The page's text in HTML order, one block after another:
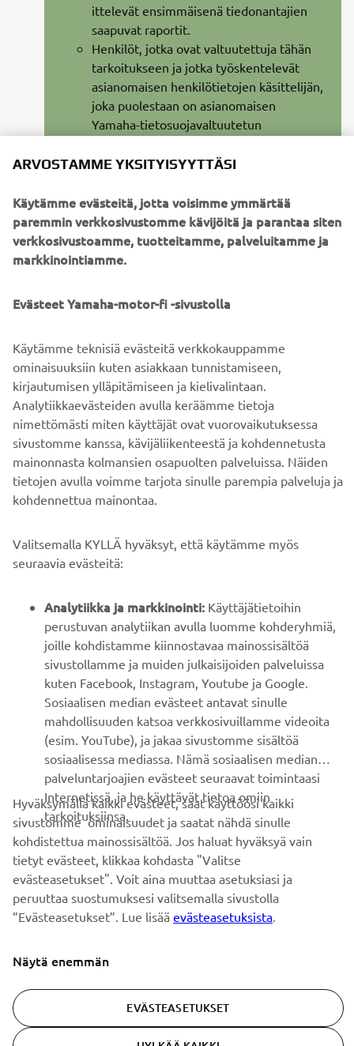
ittelevät ensimmäisenä tiedonantajien
saapuvat raportit.
Henkilöt, jotka ovat valtuutettuja tähän
tarkoitukseen ja jotka työskentelevät
asianomaisen henkilötietojen käsittelijän,
joka puolestaan on asianomaisen
Yamaha-tietosuojavaltuutetun
palveluksessa tai tämän puolesta ja jotka
tietosuojavaltuutetun palveluksessa ja
jotka ovat asianomaisen Yamaha-
tietosuojavaltuutetun palveluksessa
tarpeen mukaan.
tarpeen rekisterinpitäjän oikeuksien
suojaamiseksi tai jos kyseessä on terveys-
muut kolmannet osapuolet
eurooppalaisten ilmiantolinjojen tai
maailmanlaajuisten
vaatimustenmukaisuutta koskevien
vihjelinjojen täytäntöönpanon
yhteydessä.
ulkopuolelle?
Henkilötietojesi käsittely eurooppalaisten
yhteydessä voi edellyttää henkilötietojesi siirtämistä
Yamaha-konsernin sisällä tai valituille kolmansille
osapuolille. Yamaha-konsernin yritykset tai valitut
kolmannet osapuolet voivat sijaita Euroopan
talousalueen (ETA) ulkopuolella. Tarvittaessa
turvaudumme Euroopan komission asianmukaisiin
riittävyyspäätöksiin, kuten henkilötietojen
siirtämisessä Japaniin. Tarvittaessa olemme myös
toteuttaneet asianmukaisia suojatoimia
siirtääksemme henkilötietojasi ETA-alueen
ulkopuolella sijaitsevaan maahan, jos kyseinen maa
ei tarjoa riittävää tietosuojan tasoa sovellettavan
tietosuojalainsäädännön mukaisesti, kuten tekemällä
vakiosopimuslausekkeita, jotka Euroopan komissio
on hyväksynyt. Voit ottaa meihin yhteyttä, jos haluat
lisätietoja toimenpiteistä, joita olemme toteuttaneet
henkilötietojesi suojaamiseksi.
Miten suojaamme henkilötietojasi?
henkilötietosi ovat turvassa. Luvattoman pääsyn tai
paljastamisen estämiseksi olemme ottaneet
käyttöön asianmukaiset fyysiset, tekniset ja
ARVOSTAMME YKSITYISYYTTÄSI
Käytämme evästeitä, jotta voisimme ymmärtää
paremmin verkkosivustomme kävijöitä ja parantaa siten
verkkosivustoamme, tuotteitamme, palveluitamme ja
markkinointiamme.
Evästeet Yamaha-motor-fi -sivustolla
Käytämme teknisiä evästeitä verkkokauppamme
ominaisuuksiin kuten asiakkaan tunnistamiseen,
kirjautumisen ylläpitämiseen ja kielivalintaan.
Analytiikkaevästeiden avulla keräämme tietoja
nimettömästi miten käyttäjät ovat vuorovaikutuksessa
sivustomme kanssa, kävijäliikenteestä ja kohdennetusta
mainonnasta kolmansien osapuolten palveluissa. Näiden
tietojen avulla voimme tarjota sinulle parempia palveluja ja
kohdennettua mainontaa.
Valitsemalla KYLLÄ hyväksyt, että käytämme myös
seuraavia evästeitä:
Analytiikka ja markkinointi: Käyttäjätietoihin
perustuvan analytiikan avulla luomme kohderyhmiä,
joille kohdistamme kiinnostavaa mainossisältöä
sivustollamme ja muiden julkaisijoiden palveluissa
kuten Facebook, Instagram, Youtube ja Google.
Sosiaalisen median evästeet antavat sinulle
mahdollisuuden katsoa verkkosivuillamme videoita
(esim. YouTube), ja jakaa sivustomme sisältöä
sosiaalisessa mediassa. Nämä sosiaalisen median
palveluntarjoajien evästeet seuraavat toimintaasi
Internetissä, ja he käyttävät tietoa omiin
tarkoituksiinsa.
Hyväksymällä kaikki evästeet, saat käyttöösi kaikki
sivustomme ominaisuudet ja saatat nähdä sinulle
kohdistettua mainossisältöä. Jos haluat hyväksyä vain
tietyt evästeet, klikkaa kohdasta "Valitse
evästeasetukset". Voit aina muuttaa asetuksiasi ja
peruuttaa suostumuksesi valitsemalla sivustolla
”Evästeasetukset”. Lue lisää evästeasetuksista.
Näytä enemmän
EVÄSTEASETUKSET